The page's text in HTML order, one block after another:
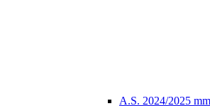
A.S. 2024/2025 mm